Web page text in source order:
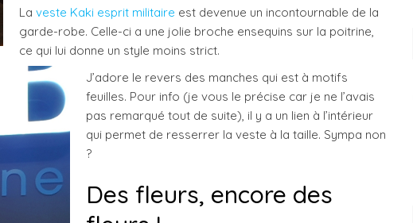
La veste Kaki esprit militaire est devenue un incontournable de la
garde-robe. Celle-ci a une jolie broche ensequins sur la poitrine,
ce qui lui donne un style moins strict.
J’adore le revers des manches qui est à motifs
feuilles. Pour info (je vous le précise car je ne l’avais
pas remarqué tout de suite), il y a un lien à l’intérieur
qui permet de resserrer la veste à la taille. Sympa non
?
Des fleurs, encore des